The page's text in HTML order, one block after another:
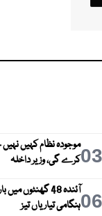
03موجودہ نظام کہیں
کرے گی، وزیر داخلہ
06
آئندہ 48
ہنگامی تیاریاں تیز